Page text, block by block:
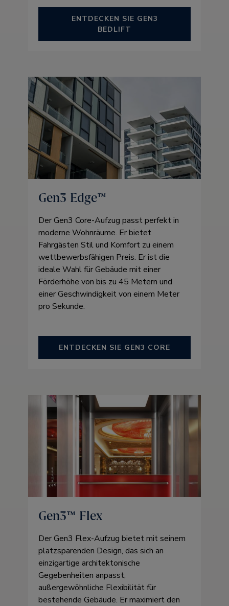
ENTDECKEN SIE GEN3
BEDLIFT
Gen3 Edge™
Der Gen3 Core-Aufzug passt perfekt in
moderne Wohnräume. Er bietet
Fahrgästen Stil und Komfort zu einem
wettbewerbsfähigen Preis. Er ist die
ideale Wahl für Gebäude mit einer
Förderhöhe von bis zu 45 Metern und
einer Geschwindigkeit von einem Meter
pro Sekunde.
ENTDECKEN SIE GEN3 CORE
Gen3™ Flex
Der Gen3 Flex-Aufzug bietet mit seinem
platzsparenden Design, das sich an
einzigartige architektonische
Gegebenheiten anpasst,
außergewöhnliche Flexibilität für
bestehende Gebäude. Er maximiert den